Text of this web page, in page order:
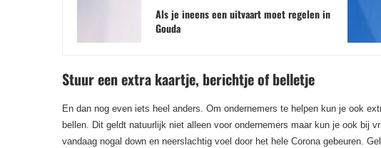
Als je ineens een uitvaart moet regelen in
Gouda
Stuur een extra kaartje, berichtje of belletje
En dan nog even iets heel anders. Om ondernemers te helpen kun je ook
bellen. Dit geldt natuurlijk niet alleen voor ondernemers maar kun je ook bij
vandaag nogal down en neerslachtig voel door het hele Corona gebeuren.